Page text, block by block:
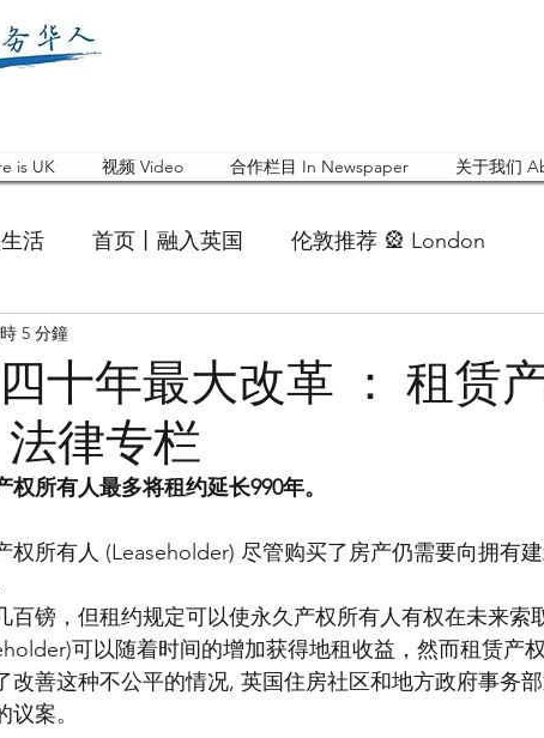
is UK 视频 Video 合作栏目 In Newspaper 关于我们
活 首页丨融入英国 伦敦推荐 🎡 London
宅指南 Cola
华人人物 Chinese
学中国校友会
十年最大改革 ： 租赁
律专栏
5 分鐘
所有人最多将租约延长990年。
所有人 (Leaseholder) 尽管购买了房产仍需要向拥有
百镑，但租约规定可以使永久产权所有人有权在未来索
可以随着时间的增加获得地租收益，然而租赁产
改善这种不公平的情况, 英国住房社区和地方政府事务
案。